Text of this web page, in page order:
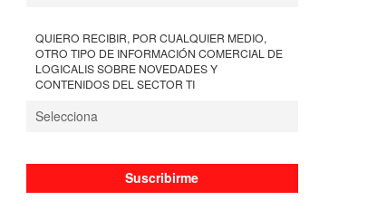
QUIERO RECIBIR, POR CUALQUIER MEDIO,
OTRO TIPO DE INFORMACIÓN COMERCIAL DE
LOGICALIS SOBRE NOVEDADES Y
CONTENIDOS DEL SECTOR TI